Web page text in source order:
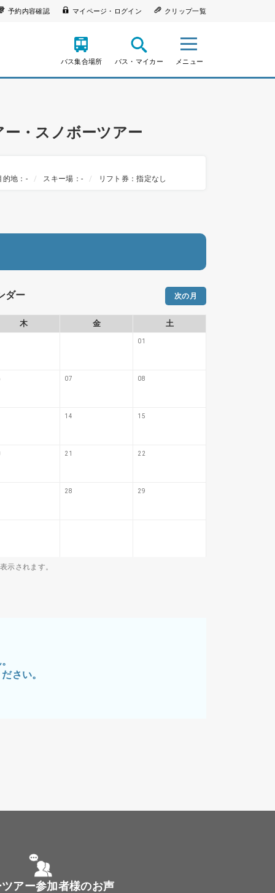
予約内容確認 マイページ・ログイン クリップ一覧
バス集合場所 バス・マイカー メニュー
・スノボーツアー
的地：- スキー場：- リフト券：指定なし
ダー 次の月
木 金 土
01
07 08
14 15
21 22
28 29
示されます。
さい。
アー参加者様のお声